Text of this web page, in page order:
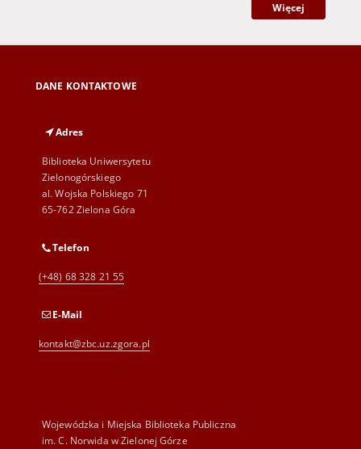
Więcej
DANE KONTAKTOWE
Adres
Biblioteka Uniwersytetu
Zielonogórskiego
al. Wojska Polskiego 71
65-762 Zielona Góra
Telefon
(+48) 68 328 21 55
E-Mail
kontakt@zbc.uz.zgora.pl
Wojewódzka i Miejska Biblioteka Publiczna
im. C. Norwida w Zielonej Górze